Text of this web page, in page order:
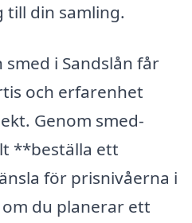
din samling.
i Sandslån får
och erfarenhet
Genom smed-
**beställa ett
för prisnivåerna i
du planerar ett